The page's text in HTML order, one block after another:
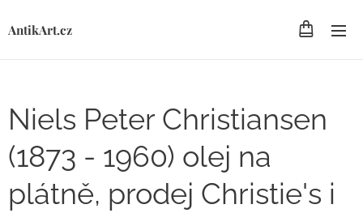
AntikArt.cz
Niels Peter Christiansen
(1873 - 1960) olej na
plátně, prodej Christie's i